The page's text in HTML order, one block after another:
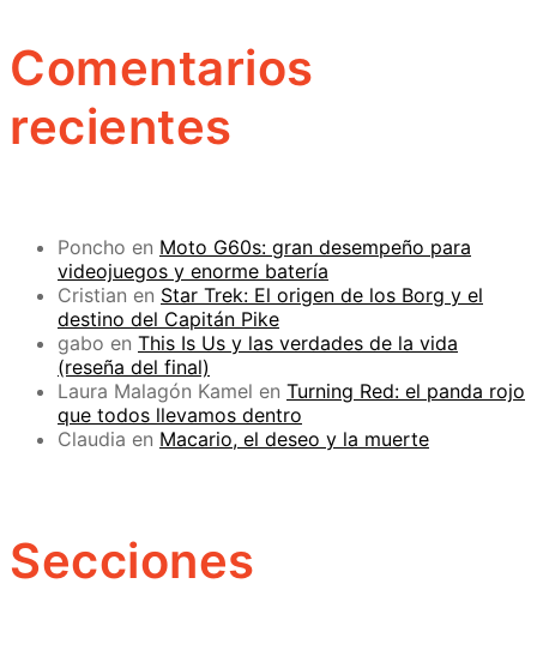
Comentarios
recientes
Poncho en Moto G60s: gran desempeño para
videojuegos y enorme batería
Cristian en Star Trek: El origen de los Borg y el
destino del Capitán Pike
gabo en This Is Us y las verdades de la vida
(reseña del final)
Laura Malagón Kamel en Turning Red: el panda rojo
que todos llevamos dentro
Claudia en Macario, el deseo y la muerte
Secciones